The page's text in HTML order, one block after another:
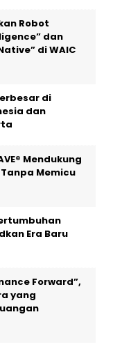
Robot
dan
di WAIC
di
dan
Mendukung
Memicu
Era Baru
Forward”,
yang